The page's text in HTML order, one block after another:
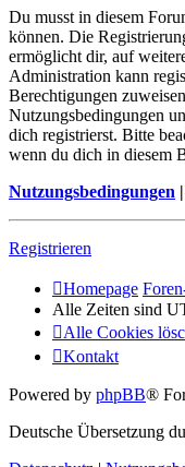
Du musst in diesem
können. Die
ermöglicht dir, auf
Administration kann
Berechtigungen
Nutzungsbedingungen
dich registrierst. Bitte
wenn du dich in diesem
Nutzungsbedingungen |
Registrieren
Homepage
Alle Zeiten sind
Alle Cookies
Kontakt
Powered by phpBB®
Deutsche Übersetzung